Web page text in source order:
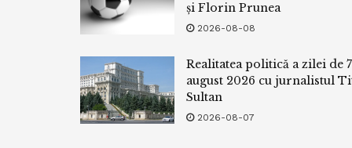
și Florin Prunea
2026-08-08
Realitatea politică a zilei de 7
august 2026 cu jurnalistul
Sultan
2026-08-07